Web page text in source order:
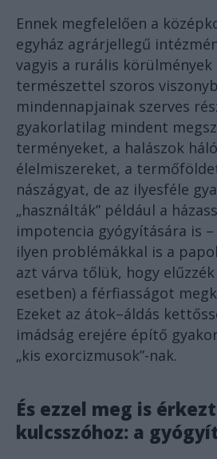
Ennek megfelelően a
egyház agrárjellegű
vagyis a rurális körülmények
természettel szoros
mindennapjainak szerves
gyakorlatilag mindent
terményeket, a halászok
élelmiszereket, a
nászágyat, de az ilyesféle
„használták” például a
impotencia gyógyítására is
ilyen problémákkal is a
azt várva tőlük, hogy
esetben) a férfiasságot
Ezeket az átok–áldás
imádság erejére építő
„kis exorcizmusok”-nak.
És ezzel meg is
kulcsszóhoz: a